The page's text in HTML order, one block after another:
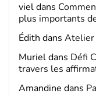
vieldans
plus importants
Édith dans Atelier
Murieldans Défi
travers les
Amandine dans